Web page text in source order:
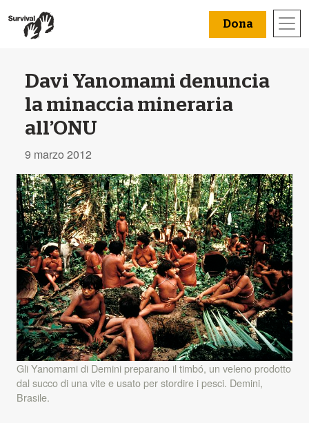
Dona
Davi Yanomami denuncia
la minaccia mineraria
all’ONU
9 marzo 2012
Gli Yanomami di Demini preparano il timbó, un veleno prodotto
dal succo di una vite e usato per stordire i pesci. Demini,
Brasile.